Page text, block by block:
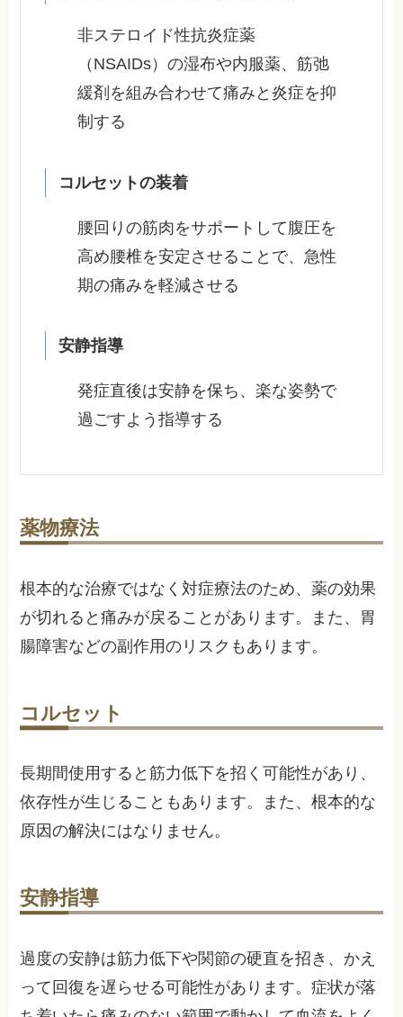
非ステロイド性抗炎症薬
（NSAIDs）の湿布や内服薬、筋弛
緩剤を組み合わせて痛みと炎症を抑
制する
コルセットの装着
腰回りの筋肉をサポートして腹圧を
高め腰椎を安定させることで、急性
期の痛みを軽減させる
安静指導
発症直後は安静を保ち、楽な姿勢で
過ごすよう指導する
薬物療法
根本的な治療ではなく対症療法のため、薬の効果
が切れると痛みが戻ることがあります。また、胃
腸障害などの副作用のリスクもあります。
コルセット
長期間使用すると筋力低下を招く可能性があり、
依存性が生じることもあります。また、根本的な
原因の解決にはなりません。
安静指導
過度の安静は筋力低下や関節の硬直を招き、かえ
って回復を遅らせる可能性があります。症状が落